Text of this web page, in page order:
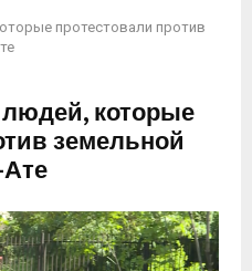
протестовали против
которые
земельной